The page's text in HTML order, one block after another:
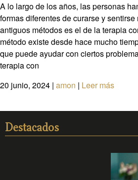
A lo largo de los años, las personas
formas diferentes de curarse y
antiguos métodos es el de la terapia
método existe desde hace mucho
que puede ayudar con ciertos
terapia con
20 junio, 2024 | amon | Leer más
Destacados